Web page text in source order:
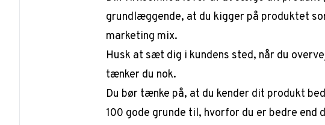
grundlæggende, at du kigger på produktet
marketing mix.
Husk at sæt dig i kundens sted, når du
tænker du nok.
Du bør tænke på, at du kender dit produkt
100 gode grunde til, hvorfor du er bedre end